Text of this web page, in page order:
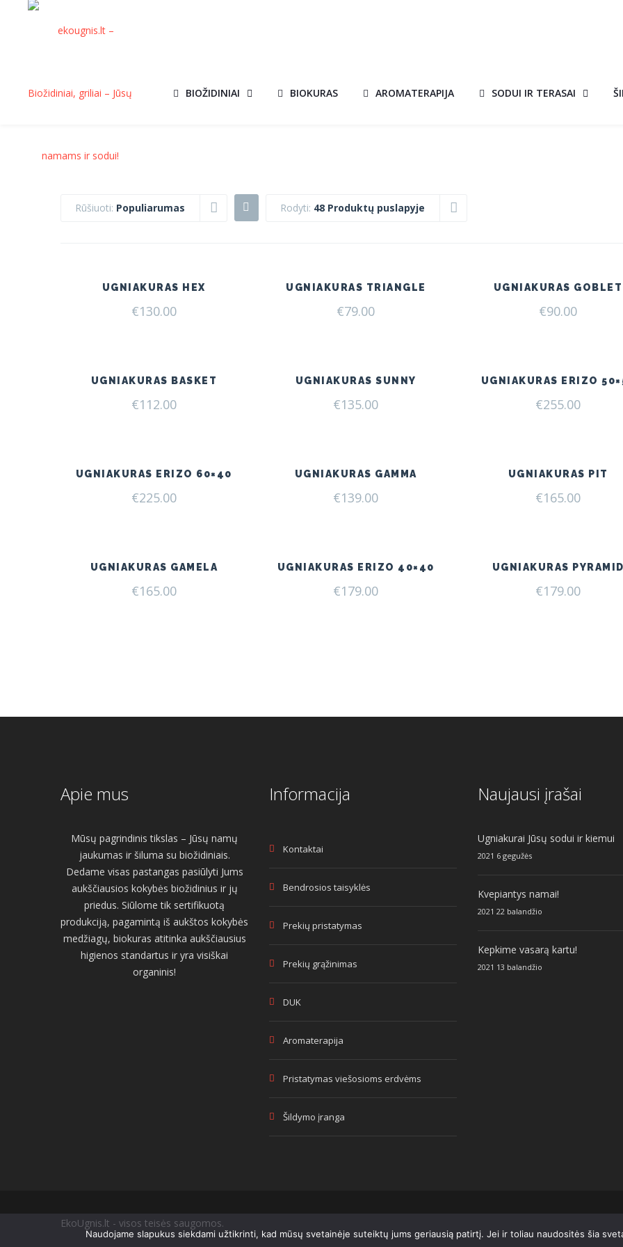
BIOŽIDINIAI BIOKURAS AROMATERAPIJA SODUI IR TERASAI
Rūšiuoti: Populiarumas Rodyti: 48 Produktų puslapyje
UGNIAKURAS HEX
€130.00
UGNIAKURAS TRIANGLE
€79.00
UGNIAKURAS GOBLET
€90.00
UGNIAKURAS BASKET
€112.00
UGNIAKURAS SUNNY
€135.00
UGNIAKURAS ERIZO
€255.00
UGNIAKURAS ERIZO 60×40
€225.00
UGNIAKURAS GAMMA
€139.00
UGNIAKURAS PIT
€165.00
UGNIAKURAS GAMELA
€165.00
UGNIAKURAS ERIZO 40×40
€179.00
UGNIAKURAS PYRAMID
€179.00
Apie mus
Mūsų pagrindinis tikslas – Jūsų namų
jaukumas ir šiluma su biožidiniais.
Dedame visas pastangas pasiūlyti Jums
aukščiausios kokybės biožidinius ir jų
priedus. Siūlome tik sertifikuotą
produkciją, pagamintą iš aukštos kokybės
medžiagų, biokuras atitinka aukščiausius
higienos standartus ir yra visiškai
organinis!
Informacija
Kontaktai
Bendrosios taisyklės
Prekių pristatymas
Prekių grąžinimas
DUK
Aromaterapija
Pristatymas viešosioms erdvėms
Šildymo įranga
Naujausi įrašai
Ugniakurai Jūsų sodui ir kiemui
2021 6 gegužės
Kvepiantys namai!
2021 22 balandžio
Kepkime vasarą kartu!
2021 13 balandžio
EkoUgnis.lt - visos teisės saugomos.
Naudojame slapukus siekdami užtikrinti, kad mūsų svetainėje suteiktų jums geriausią patirtį. Jei ir toliau naudositės šia